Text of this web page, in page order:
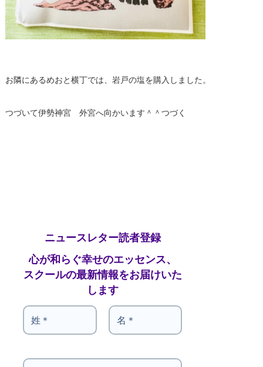
お隣にあるめおと横丁では、岩戸の塩を購入しました。
つづいて伊勢神宮 外宮へ向かいます＾＾つづく
ニュースレター読者登録
心が和らぐ幸せのエッセンス、
スクールの最新情報をお届けいた
します